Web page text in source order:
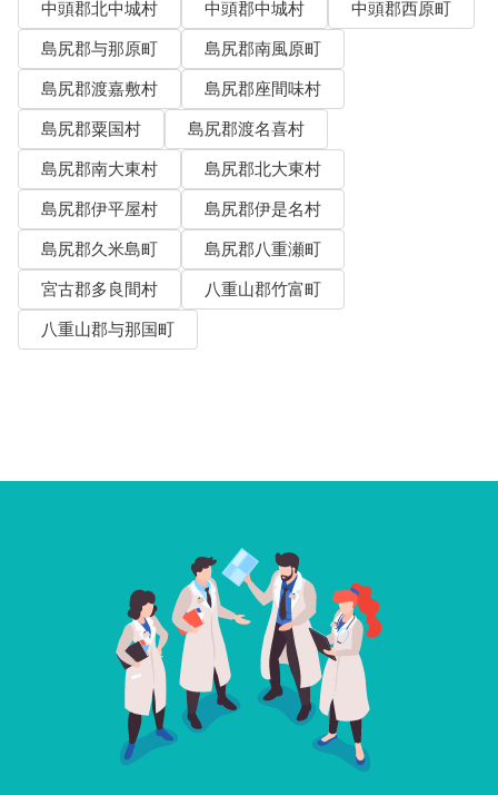
中頭郡北中城村
中頭郡中城村
中頭郡西原町
島尻郡与那原町
島尻郡南風原町
島尻郡渡嘉敷村
島尻郡座間味村
島尻郡粟国村
島尻郡渡名喜村
島尻郡南大東村
島尻郡北大東村
島尻郡伊平屋村
島尻郡伊是名村
島尻郡久米島町
島尻郡八重瀬町
宮古郡多良間村
八重山郡竹富町
八重山郡与那国町